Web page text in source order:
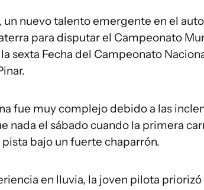
, un nuevo talento emergente en el
para disputar el Campeonato
sexta Fecha del Campeonato
fue muy complejo debido a las
nada el sábado cuando la primera
pista bajo un fuerte chaparrón.
en lluvia, la joven pilota